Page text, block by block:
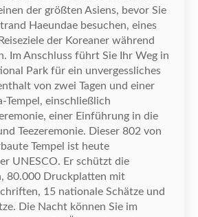
der größten Asiens, bevor Sie
Haeundae besuchen, eines
der Koreaner während
Im Anschluss führt Sie Ihr Weg in
Park für ein unvergessliches
von zwei Tagen und einer
Tempel, einschließ lich
einer Einführung in die
Teezeremonie. Dieser 802 von
Tempel ist heute
UNESCO. Er schützt die
80.000 Druckplatten mit
15 nationale Schätze und
Die Nacht können Sie im